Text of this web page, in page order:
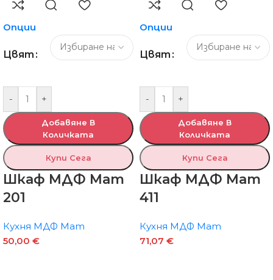
Опции
Цвят
- +
Добавяне В
Количката
Купи Сега
Шкаф МДФ Мат
201
Кухня МДФ Мат
50,00 €
Опции
Цвят
- +
Добавяне В
Количката
Купи Сега
Шкаф МДФ Мат
411
Кухня МДФ Мат
71,07 €